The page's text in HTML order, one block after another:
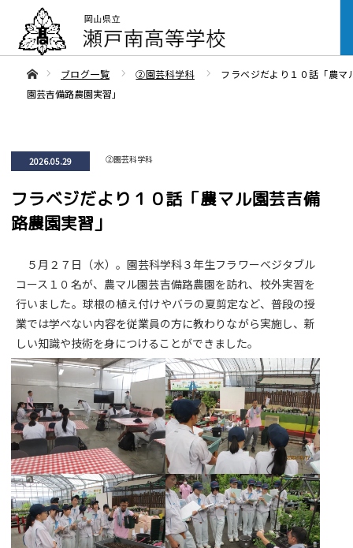
ああホームブログ一覧 ②園芸科学科
フラベジだより１０話「農マ
園芸吉備路農園実習」
2026.05.29 ②園芸科学科
フラベジだより１０話「農マル園芸吉備
路農園実習」
５月２７日（水）。園芸科学科３年生フラワーベジタブル
コース１０名が、農マル園芸吉備路農園を訪れ、校外実習を
行いました。球根の植え付けやバラの夏剪定など、普段の授
業では学べない内容を従業員の方に教わりながら実施し、新
しい知識や技術を身につけることができました。